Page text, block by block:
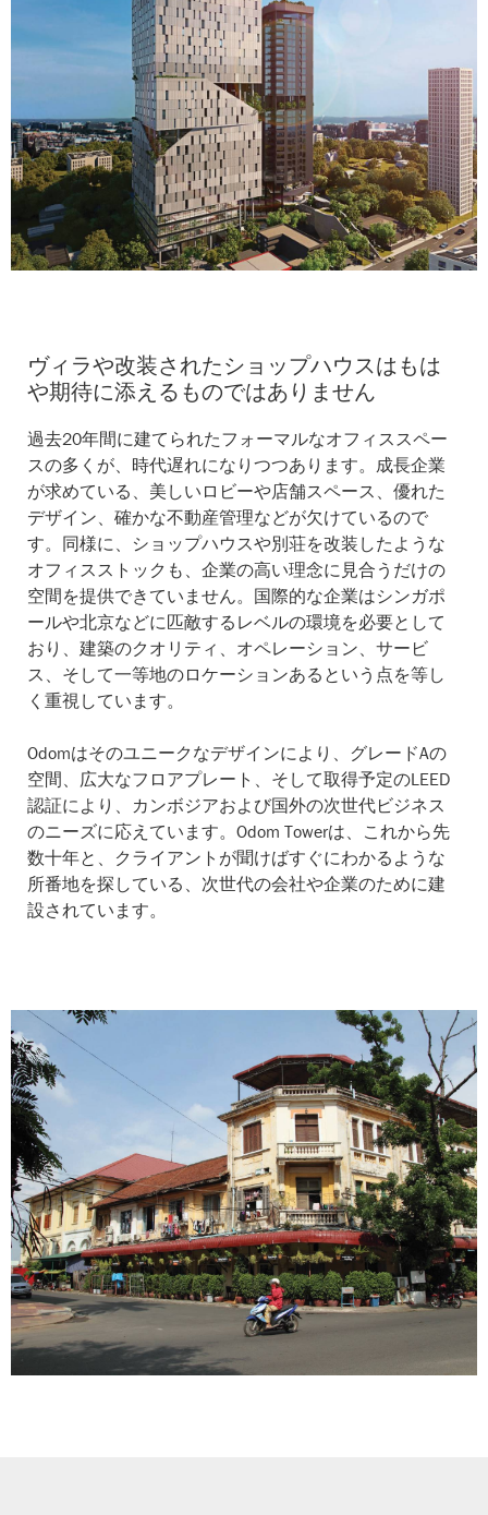
ヴィラや改装されたショップハウスはもは
や期待に添えるものではありません
過去20年間に建てられたフォーマルなオフィススペー
スの多くが、時代遅れになりつつあります。成長企業
が求めている、美しいロビーや店舗スペース、優れた
デザイン、確かな不動産管理などが欠けているので
す。同様に、ショップハウスや別荘を改装したような
オフィスストックも、企業の高い理念に見合うだけの
空間を提供できていません。国際的な企業はシンガポ
ールや北京などに匹敵するレベルの環境を必要として
おり、建築のクオリティ、オペレーション、サービ
ス、そして一等地のロケーションあるという点を等し
く重視しています。
Odomはそのユニークなデザインにより、グレードAの
空間、広大なフロアプレート、そして取得予定のLEED
認証により、カンボジアおよび国外の次世代ビジネス
のニーズに応えています。Odom Towerは、これから先
数十年と、クライアントが聞けばすぐにわかるような
所番地を探している、次世代の会社や企業のために建
設されています。